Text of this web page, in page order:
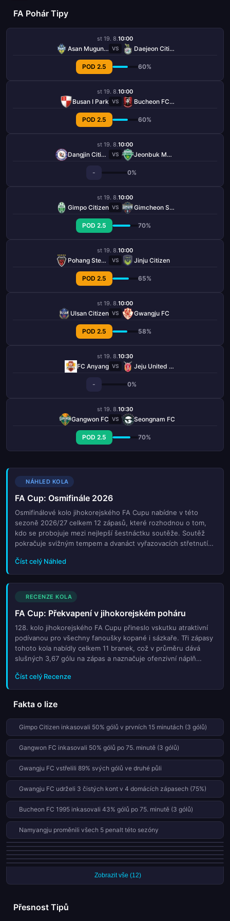
FA Pohár Tipy
st 19. 8.10:00
Asan Mugunghwa VS Daejeon Citizen
POD 2.5 60%
st 19. 8.10:00
Busan I Park VS Bucheon FC 1995
POD 2.5 60%
st 19. 8.10:00
Dangjin Citizen VS Jeonbuk Motors
- 0%
st 19. 8.10:00
Gimpo Citizen VS Gimcheon Sangmu FC
POD 2.5 70%
st 19. 8.10:00
Pohang Steelers VS Jinju Citizen
POD 2.5 65%
st 19. 8.10:00
Ulsan Citizen VS Gwangju FC
POD 2.5 58%
st 19. 8.10:30
FC Anyang VS Jeju United FC
- 0%
st 19. 8.10:30
Gangwon FC VS Seongnam FC
POD 2.5 70%
NÁHLED KOLA
FA Cup: Osmifinále 2026
Osmifinálové kolo jihokorejského FA Cupu nabídne v této
sezoně 2026/27 celkem 12 zápasů, které rozhodnou o tom,
kdo se probojuje mezi nejlepší šestnáctku soutěže. Soutěž
pokračuje svižným tempem a dvanáct vyřazovacích střetnutí
Číst celý Náhled
RECENZE KOLA
FA Cup: Překvapení v jihokorejském poháru
128. kolo jihokorejského FA Cupu přineslo vskutku atraktivní
podívanou pro všechny fanoušky kopané i sázkaře. Tři zápasy
tohoto kola nabídly celkem 11 branek, což v průměru dává
slušných 3,67 gólu na zápas a naznačuje ofenzivní náplň
f...
Číst celý Recenze
Fakta o lize
Gimpo Citizen inkasovali 50% gólů v prvních 15 minutách (3 gólů)
Gangwon FC inkasovali 50% gólů po 75. minutě (3 gólů)
Gwangju FC vstřelili 89% svých gólů ve druhé půli
Gwangju FC udrželi 3 čistých kont v 4 domácích zápasech (75%)
Bucheon FC 1995 inkasovali 43% gólů po 75. minutě (3 gólů)
Namyangju proměnili všech 5 penalt této sezóny
Gimpo Citizen vstřelili 38% svých gólů po 75. minutě (3 gólů)
Gimpo Citizen vstřelili 75% svých gólů ve druhé půli
Jeonbuk Motors vstřelili 33% svých gólů po 75. minutě (4 gólů)
Gwangju FC udrželi 3 čistých kont z 6 zápasů (50%)
Jeonbuk Motors vstřelili 67% svých gólů ve druhé půli
Zobrazit vše (12)
Přesnost Tipů